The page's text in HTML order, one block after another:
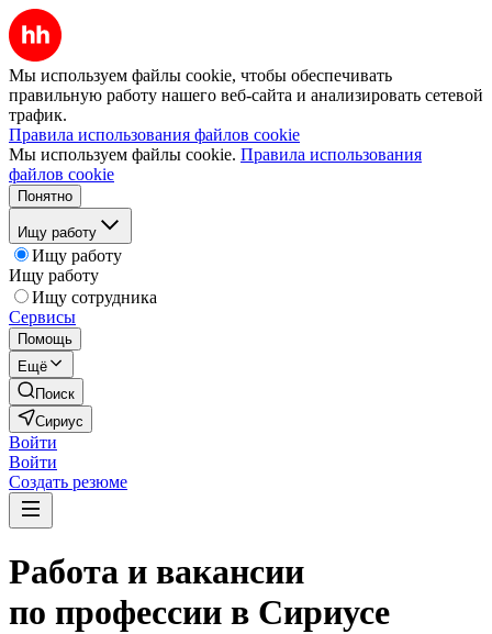
Мы используем файлы cookie, чтобы обеспечивать
правильную работу нашего веб-сайта и анализировать сетевой
трафик.
Правила использования файлов cookie
Мы используем файлы cookie. Правила использования
файлов cookie
Понятно
Ищу работу
Ищу работу
Ищу работу
Ищу сотрудника
Сервисы
Помощь
Ещё
Поиск
Сириус
Войти
Войти
Создать резюме
Работа и вакансии
по профессии в Сириусе